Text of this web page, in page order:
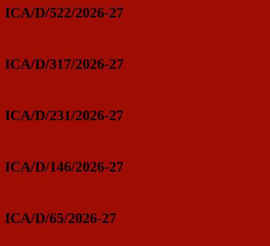
ICA/D/522/2026-27
ICA/D/317/2026-27
ICA/D/231/2026-27
ICA/D/146/2026-27
ICA/D/65/2026-27